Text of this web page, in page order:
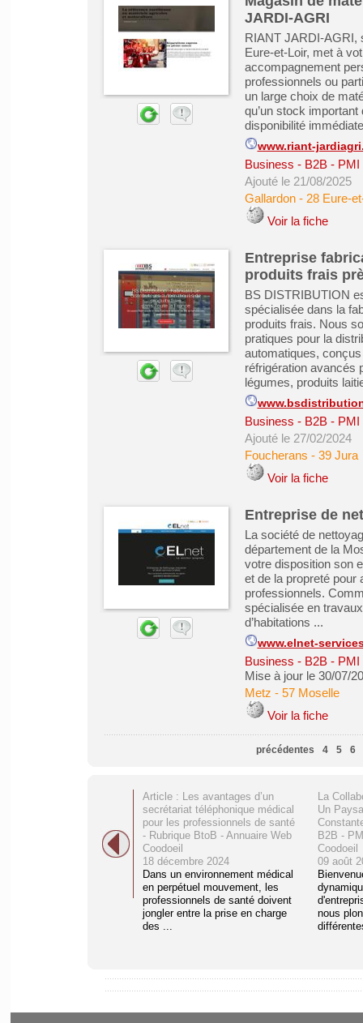
JARDI-AGRI
RIANT JARDI-AGRI,
Eure-et-Loir, met à
accompagnement
professionnels ou
un large choix de
qu’un stock
disponibilité
www.riant-
Business - B2B - PMI
Ajouté le 21/08/2025
Gallardon- 28 Eure-
Voir la fiche
Entreprise
produits frais
BS DISTRIBUTION
spécialisée dans la
produits frais. Nous
pratiques pour la
automatiques,
réfrigération avancés
légumes, produits
Business - B2B - PMI
Ajouté le 27/02/2024
Foucherans - 39 Jura
Voir la fiche
Entreprise de
La société de
département de la
votre disposition son
et de la propreté pour
professionnels.
spécialisée en
d’habitations ...
www.elnet-
Business - B2B - PMI
Mise à jour le 30/07/
Metz - 57 Moselle
Voir la fiche
précédentes 4 5 6
Article : Les avantages d’un
secrétariat téléphonique médical
pour les professionnels de santé
- Rubrique BtoB - Annuaire Web
Coodoeil
18 décembre 2024
Dans un environnement médical
en perpétuel mouvement, les
professionnels de santé doivent
jongler entre la prise en charge
des ...
La
Un
B2B -
Coodoeil
09 août
nous